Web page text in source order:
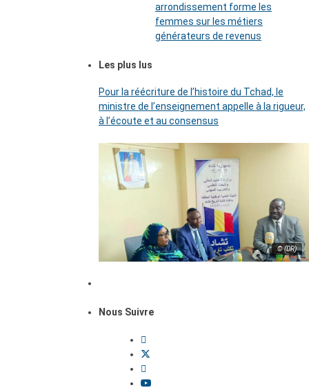
arrondissement forme les
femmes sur les métiers
générateurs de revenus
Les plus lus
Pour la réécriture de l’histoire du Tchad, le
ministre de l’enseignement appelle à la rigueur,
à l’écoute et au consensus
© (DR)
Nous Suivre